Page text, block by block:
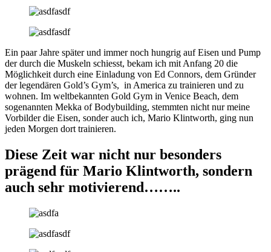
Ein paar Jahre später und immer noch hungrig auf Eisen und Pump
der durch die Muskeln schiesst, bekam ich mit Anfang 20 die
Möglichkeit durch eine Einladung von Ed Connors, dem Gründer
der legendären Gold’s Gym’s, in America zu trainieren und zu
wohnen. Im weltbekannten Gold Gym in Venice Beach, dem
sogenannten Mekka of Bodybuilding, stemmten nicht nur meine
Vorbilder die Eisen, sonder auch ich, Mario Klintworth, ging nun
jeden Morgen dort trainieren.
Diese Zeit war nicht nur besonders
prägend für Mario Klintworth, sondern
auch sehr motivierend……..